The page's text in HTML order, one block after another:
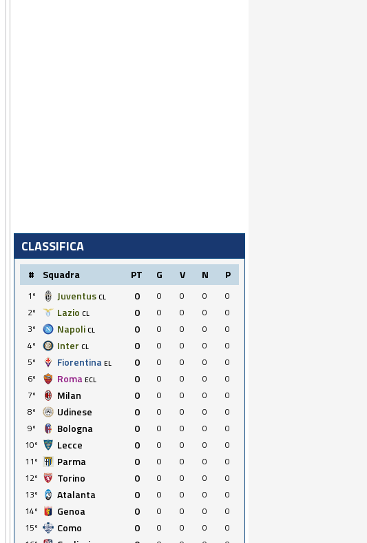
CLASSIFICA
# Squadra PT G V N P
1º Juventus CL 0 0 0 0
0
2º
Lazio CL 0 0 0 0
0
3º
Napoli CL 0 0 0 0
0
4º
Inter CL 0 0 0 0
0
5º
Fiorentina EL 0 0 0 0
0
6º
Roma ECL 0 0 0 0
0
7º
Milan 0 0 0 0
0
8º
Udinese 0 0 0 0
0
9º
Bologna 0 0 0 0
0
10º
Lecce 0 0 0 0
0
11º
Parma 0 0 0 0
0
12º
Torino 0 0 0 0
0
13º
Atalanta 0 0 0 0
0
14º
Genoa 0 0 0 0
0
15º
Como 0 0 0 0
0